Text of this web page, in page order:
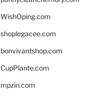
WishOping.com
shoplegacee.com
bonvivantshop.com
CupPlante.com
mpzin.com